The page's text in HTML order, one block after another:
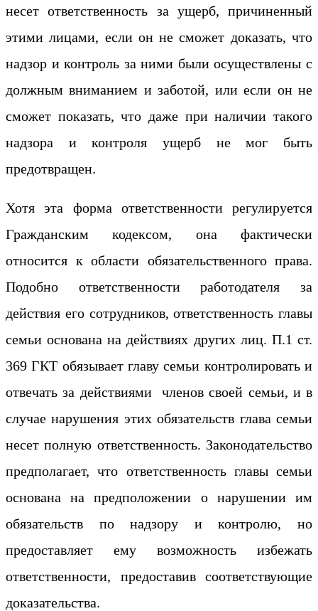
несет ответственность за ущерб, причиненный
этими лицами, если он не сможет доказать, что
надзор и контроль за ними были осуществлены с
должным вниманием и заботой, или если он не
сможет показать, что даже при наличии такого
надзора и контроля ущерб не мог быть
предотвращен.
Хотя эта форма ответственности регулируется
Гражданским кодексом, она фактически
относится к области обязательственного права.
Подобно ответственности работодателя за
действия его сотрудников, ответственность главы
семьи основана на действиях других лиц. П.1 ст.
369 ГКТ обязывает главу семьи контролировать и
отвечать за действиями членов своей семьи, и в
случае нарушения этих обязательств глава семьи
несет полную ответственность. Законодательство
предполагает, что ответственность главы семьи
основана на предположении о нарушении им
обязательств по надзору и контролю, но
предоставляет ему возможность избежать
ответственности, предоставив соответствующие
доказательства.